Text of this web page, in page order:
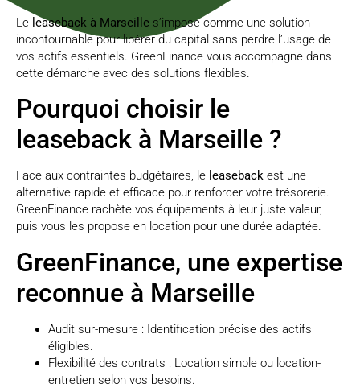
Le leaseback à Marseille s’impose comme une solution
incontournable pour libérer du capital sans perdre l’usage de
vos actifs essentiels. GreenFinance vous accompagne dans
cette démarche avec des solutions flexibles.
Pourquoi choisir le
leaseback à Marseille ?
Face aux contraintes budgétaires, le leaseback est une
alternative rapide et efficace pour renforcer votre trésorerie.
GreenFinance rachète vos équipements à leur juste valeur,
puis vous les propose en location pour une durée adaptée.
GreenFinance, une expertise
reconnue à Marseille
Audit sur-mesure : Identification précise des actifs
éligibles.
Flexibilité des contrats : Location simple ou location-
entretien selon vos besoins.